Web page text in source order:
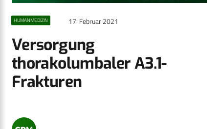
HUMANMEDIZIN 17. Februar 2021
Versorgung
thorakolumbaler A3.1-
Frakturen